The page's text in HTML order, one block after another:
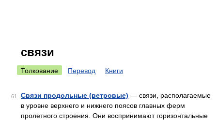
связи
Толкование Перевод Книги
61 Связи продольные (ветровые) — связи, располагаемые
в уровне верхнего и нижнего поясов главных ферм
пролетного строения. Они воспринимают горизонтальные